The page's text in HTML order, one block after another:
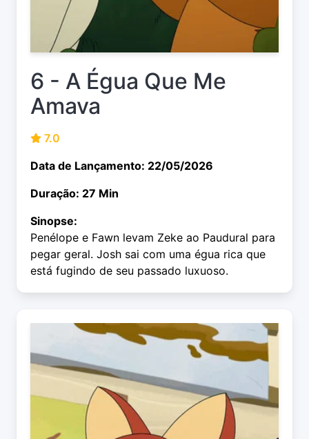
6 - A Égua Que Me
Amava
7.0
Data de Lançamento: 22/05/2026
Duração: 27 Min
Sinopse:
Penélope e Fawn levam Zeke ao Paudural para
pegar geral. Josh sai com uma égua rica que
está fugindo de seu passado luxuoso.